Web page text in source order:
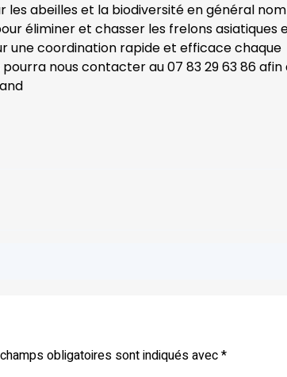
les abeilles et la biodiversité en général
éliminer et chasser les frelons asiatiques
une coordination rapide et efficace chaque
nous contacter au 07 83 29 63 86 afin
obligatoires sont indiqués avec*